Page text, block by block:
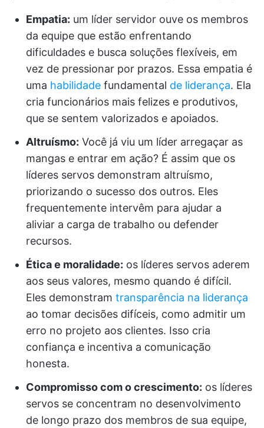
Empatia: um líder servidor ouve os membros
da equipe que estão enfrentando
dificuldades e busca soluções flexíveis, em
vez de pressionar por prazos. Essa empatia é
uma habilidade fundamental de liderança. Ela
cria funcionários mais felizes e produtivos,
que se sentem valorizados e apoiados.
Altruísmo: Você já viu um líder arregaçar as
mangas e entrar em ação? É assim que os
líderes servos demonstram altruísmo,
priorizando o sucesso dos outros. Eles
frequentemente intervêm para ajudar a
aliviar a carga de trabalho ou defender
recursos.
Ética e moralidade: os líderes servos aderem
aos seus valores, mesmo quando é difícil.
Eles demonstram transparência na liderança
ao tomar decisões difíceis, como admitir um
erro no projeto aos clientes. Isso cria
confiança e incentiva a comunicação
honesta.
Compromisso com o crescimento: os líderes
servos se concentram no desenvolvimento
de longo prazo dos membros de sua equipe,